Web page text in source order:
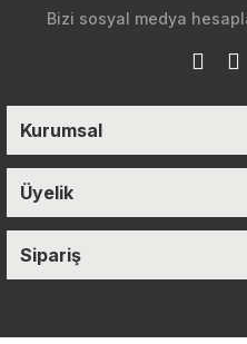
Bizi sosyal medya
Kurumsal
Üyelik
Sipariş